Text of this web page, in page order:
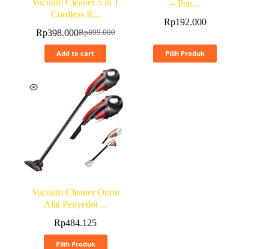
Vacuum Cleaner 5 in 1
Cordless R...
Rp899.000
Rp398.000
Add to cart
– Pen...
Rp192.000
Pilih Produk
Vacuum Cleaner Orion
Alat Penyedot ...
Rp484.125
Pilih Produk